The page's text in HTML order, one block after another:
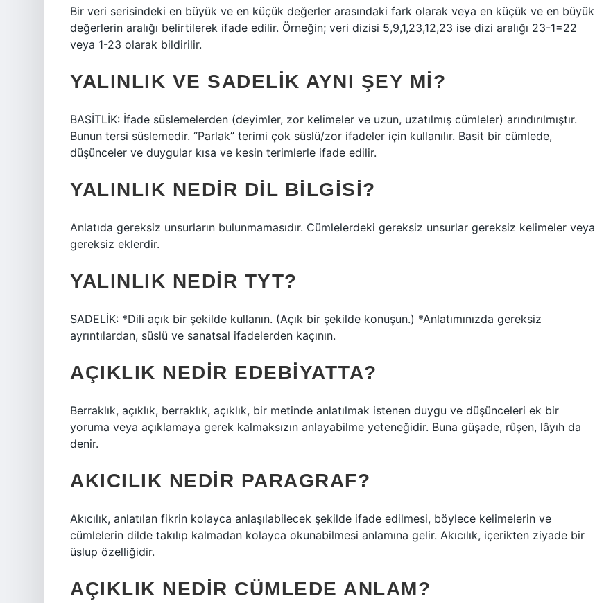
Bir veri serisindeki en büyük ve en küçük değerler arasındaki fark olarak veya en küçük ve en büyük
değerlerin aralığı belirtilerek ifade edilir. Örneğin; veri dizisi 5,9,1,23,12,23 ise dizi aralığı 23-1=22
veya 1-23 olarak bildirilir.
YALINLIK VE SADELIK AYNI ŞEY MI?
BASİTLİK: İfade süslemelerden (deyimler, zor kelimeler ve uzun, uzatılmış cümleler) arındırılmıştır.
Bunun tersi süslemedir. “Parlak” terimi çok süslü/zor ifadeler için kullanılır. Basit bir cümlede,
düşünceler ve duygular kısa ve kesin terimlerle ifade edilir.
YALINLIK NEDIR DIL BILGISI?
Anlatıda gereksiz unsurların bulunmamasıdır. Cümlelerdeki gereksiz unsurlar gereksiz kelimeler veya
gereksiz eklerdir.
YALINLIK NEDIR TYT?
SADELİK: *Dili açık bir şekilde kullanın. (Açık bir şekilde konuşun.) *Anlatımınızda gereksiz
ayrıntılardan, süslü ve sanatsal ifadelerden kaçının.
AÇIKLIK NEDIR EDEBIYATTA?
Berraklık, açıklık, berraklık, açıklık, bir metinde anlatılmak istenen duygu ve düşünceleri ek bir
yoruma veya açıklamaya gerek kalmaksızın anlayabilme yeteneğidir. Buna güşade, rûşen, lâyıh da
denir.
AKICILIK NEDIR PARAGRAF?
Akıcılık, anlatılan fikrin kolayca anlaşılabilecek şekilde ifade edilmesi, böylece kelimelerin ve
cümlelerin dilde takılıp kalmadan kolayca okunabilmesi anlamına gelir. Akıcılık, içerikten ziyade bir
üslup özelliğidir.
AÇIKLIK NEDIR CÜMLEDE ANLAM?